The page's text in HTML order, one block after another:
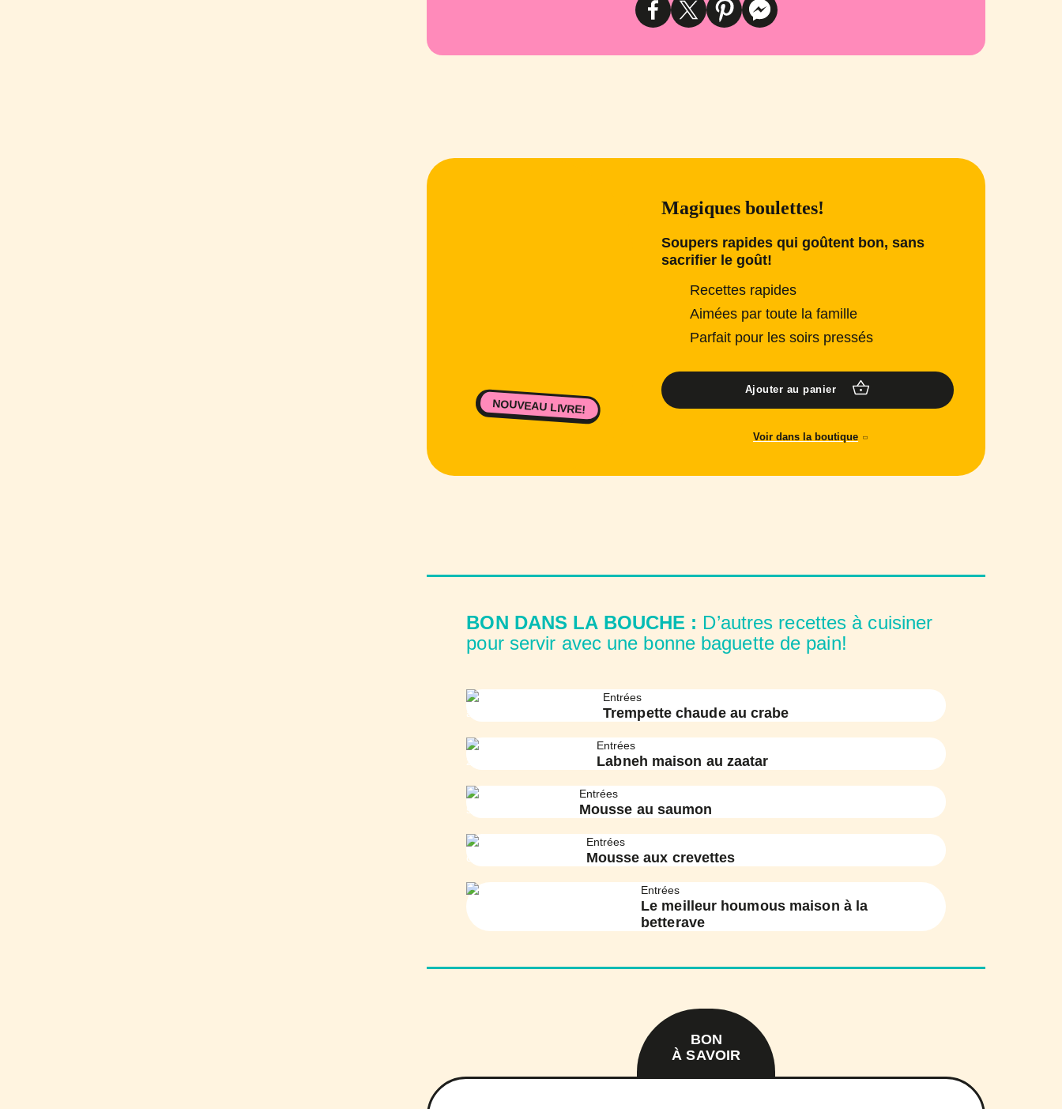
Magiques boulettes!
Soupers rapides qui goûtent bon, sans
sacrifier le goût!
Recettes rapides
Aimées par toute la famille
Parfait pour les soirs pressés
Ajouter au panier
Voir dans la boutique
NOUVEAU LIVRE!
BON DANS LA BOUCHE : D’autres recettes à cuisiner
pour servir avec une bonne baguette de pain!
Entrées
Trempette chaude au crabe
Entrées
Labneh maison au zaatar
Entrées
Mousse au saumon
Entrées
Mousse aux crevettes
Entrées
Le meilleur houmous maison à la
betterave
BON
À SAVOIR